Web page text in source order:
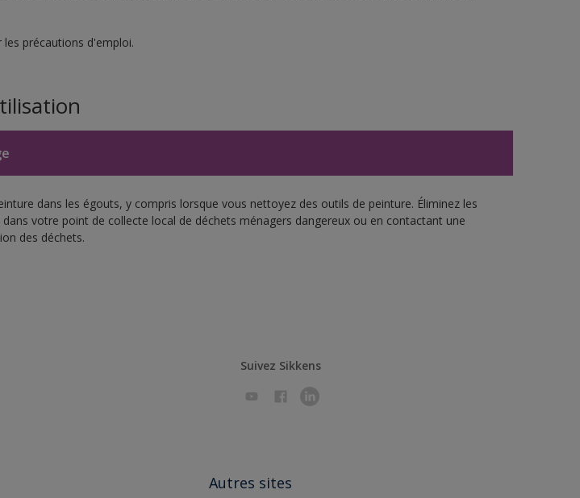
les précautions d'emploi.
dans les égouts, y compris lorsque vous nettoyez des outils de peinture. Éliminez les
votre point de collecte local de déchets ménagers dangereux ou en contactant une
des déchets.
Suivez Sikkens
Autres sites